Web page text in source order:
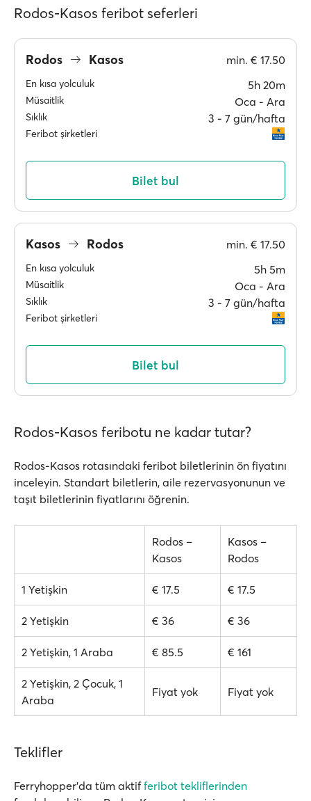
Rodos-Kasos feribot seferleri
Rodos Kasos min. € 17.50
En kısa yolculuk 5h 20m
Müsaitlik Oca ‐ Ara
Sıklık 3 ‐ 7 gün/hafta
Feribot şirketleri
Bilet bul
Kasos Rodos min. € 17.50
En kısa yolculuk 5h 5m
Müsaitlik Oca ‐ Ara
Sıklık 3 ‐ 7 gün/hafta
Feribot şirketleri
Bilet bul
Rodos-Kasos feribotu ne kadar tutar?
Rodos-Kasos rotasındaki feribot biletlerinin ön fiyatını
inceleyin. Standart biletlerin, aile rezervasyonunun ve
taşıt biletlerinin fiyatlarını öğrenin.
Rodos –
Kasos
Kasos –
Rodos
1 Yetişkin € 17.5 € 17.5
2 Yetişkin € 36 € 36
2 Yetişkin, 1 Araba € 85.5 € 161
2 Yetişkin, 2 Çocuk, 1
Araba
Fiyat yok Fiyat yok
Teklifler
Ferryhopper'da tüm aktifferibot tekliflerinden